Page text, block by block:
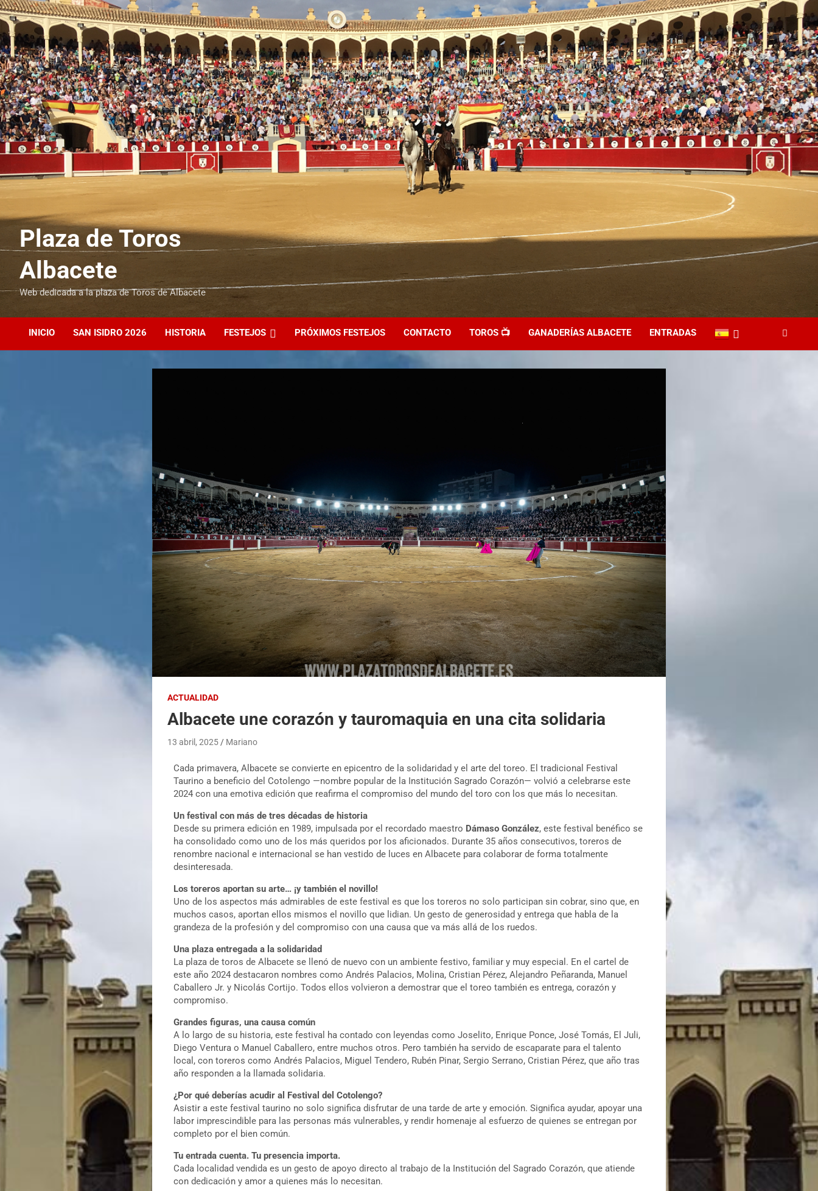
Plaza de Toros
Albacete
Web dedicada a la plaza de Toros de Albacete
INICIO SAN ISIDRO 2026 HISTORIA FESTEJOS PRÓXIMOS FESTEJOS CONTACTO TOROS 📺 GANADERÍAS ALBACETE ENTRADAS
ACTUALIDAD
Albacete une corazón y tauromaquia en una cita solidaria
13 abril, 2025 Mariano
Cada primavera, Albacete se convierte en epicentro de la solidaridad y el arte del toreo. El tradicional Festival
Taurino a beneficio del Cotolengo —nombre popular de la Institución Sagrado Corazón— volvió a celebrarse este
2024 con una emotiva edición que reafirma el compromiso del mundo del toro con los que más lo necesitan.
Un festival con más de tres décadas de historia
Desde su primera edición en 1989, impulsada por el recordado maestro Dámaso González, este festival benéfico se
ha consolidado como uno de los más queridos por los aficionados. Durante 35 años consecutivos, toreros de
renombre nacional e internacional se han vestido de luces en Albacete para colaborar de forma totalmente
desinteresada.
Los toreros aportan su arte… ¡y también el novillo!
Uno de los aspectos más admirables de este festival es que los toreros no solo participan sin cobrar, sino que, en
muchos casos, aportan ellos mismos el novillo que lidian. Un gesto de generosidad y entrega que habla de la
grandeza de la profesión y del compromiso con una causa que va más allá de los ruedos.
Una plaza entregada a la solidaridad
La plaza de toros de Albacete se llenó de nuevo con un ambiente festivo, familiar y muy especial. En el cartel de
este año 2024 destacaron nombres como Andrés Palacios, Molina, Cristian Pérez, Alejandro Peñaranda, Manuel
Caballero Jr. y Nicolás Cortijo. Todos ellos volvieron a demostrar que el toreo también es entrega, corazón y
compromiso.
Grandes figuras, una causa común
A lo largo de su historia, este festival ha contado con leyendas como Joselito, Enrique Ponce, José Tomás, El Juli,
Diego Ventura o Manuel Caballero, entre muchos otros. Pero también ha servido de escaparate para el talento
local, con toreros como Andrés Palacios, Miguel Tendero, Rubén Pinar, Sergio Serrano, Cristian Pérez, que año tras
año responden a la llamada solidaria.
¿Por qué deberías acudir al Festival del Cotolengo?
Asistir a este festival taurino no solo significa disfrutar de una tarde de arte y emoción. Significa ayudar, apoyar una
labor imprescindible para las personas más vulnerables, y rendir homenaje al esfuerzo de quienes se entregan por
completo por el bien común.
Tu entrada cuenta. Tu presencia importa.
Cada localidad vendida es un gesto de apoyo directo al trabajo de la Institución del Sagrado Corazón, que atiende
con dedicación y amor a quienes más lo necesitan.